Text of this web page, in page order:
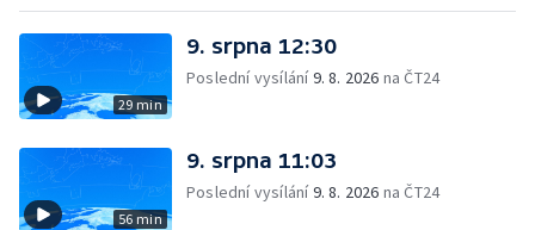
29 min
9. srpna 12:30
Poslední vysílání9. 8. 2026 na ČT24
56 min
9. srpna 11:03
Poslední vysílání9. 8. 2026 na ČT24